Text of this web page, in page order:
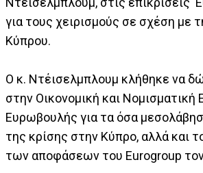
για τους χειρισμούς σε σχέση με
Κύπρου.
Ο κ. Ντέισελμπλουμ κλήθηκε να
στην Οικονομική και Νομισματική
Ευρωβουλής για τα όσα
της κρίσης στην Κύπρο, αλλά και
των αποφάσεων του Εurogroup